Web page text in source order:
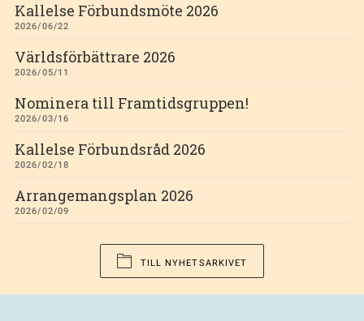
Kallelse Förbundsmöte 2026
2026/06/22
Världsförbättrare 2026
2026/05/11
Nominera till Framtidsgruppen!
2026/03/16
Kallelse Förbundsråd 2026
2026/02/18
Arrangemangsplan 2026
2026/02/09
TILL NYHETSARKIVET